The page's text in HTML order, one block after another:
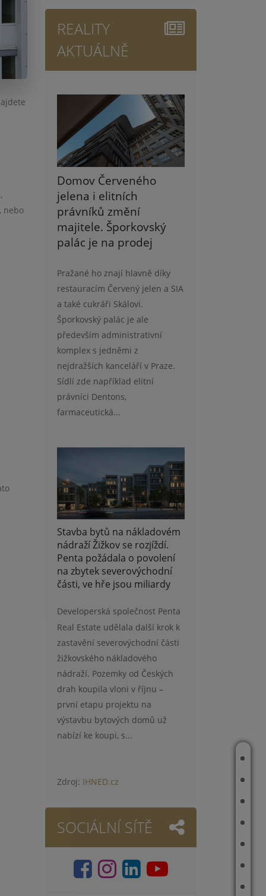
TOP NABÍDKA
ODHAD CENY NEMOVITOSTI
nebo
REALITY
AKTUÁLNĚ
Domov Červeného
jelena i elitních
právníků změní
majitele. Šporkovský
palác je na prodej
Pražané ho znají hlavně díky
restauracím Červený jelen a SIA
a také cukráři Skálovi.
Šporkovský palác je ale
především administrativní
komplex s jedněmi z
nejdražších kanceláří v Praze.
Sídlí zde například elitní
právníci Dentons,
farmaceutická...
Stavba bytů na nákladovém
nádraží Žižkov se rozjíždí.
Penta požádala o povolení
na zbytek severovýchodní
části, ve hře jsou miliardy
Developerská společnost Penta
Real Estate udělala další krok k
zastavění severovýchodní části
žižkovského nákladového
nádraží. Pozemky od Českých
drah koupila vloni v říjnu –
první etapu projektu na
výstavbu bytových domů už
nabízí ke koupi, s...
Zdroj: IHNED.cz
SOCIÁLNÍ SÍTĚ